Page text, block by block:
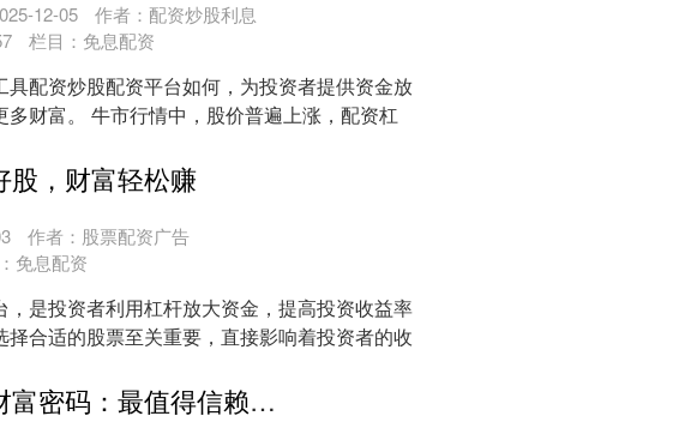
12-05
作者：配资炒股利息
栏目： 免息配资
配资炒股配资平台如何，为投资者提供资金放
财富。 牛市行情中，股价普遍上涨，配资杠
股，财富轻松赚
作者：股票配资广告
免息配资
是投资者利用杠杆放大资金，提高投资收益率
合适的股票至关重要，直接影响着投资者的收
配资平台炒股票 解锁财富密码：最值得信赖的股票配资平台App